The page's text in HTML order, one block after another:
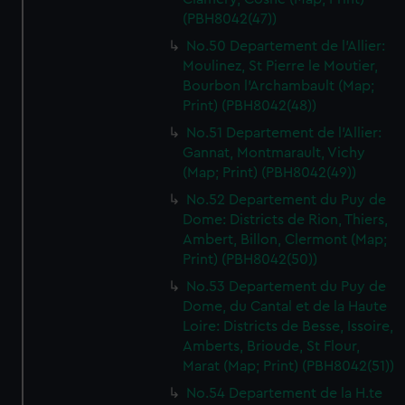
(PBH8042(47))
No.50 Departement de l'Allier:
Moulinez, St Pierre le Moutier,
Bourbon l'Archambault (Map;
Print) (PBH8042(48))
No.51 Departement de l'Allier:
Gannat, Montmarault, Vichy
(Map; Print) (PBH8042(49))
No.52 Departement du Puy de
Dome: Districts de Rion, Thiers,
Ambert, Billon, Clermont (Map;
Print) (PBH8042(50))
No.53 Departement du Puy de
Dome, du Cantal et de la Haute
Loire: Districts de Besse, Issoire,
Amberts, Brioude, St Flour,
Marat (Map; Print) (PBH8042(51))
No.54 Departement de la H.te